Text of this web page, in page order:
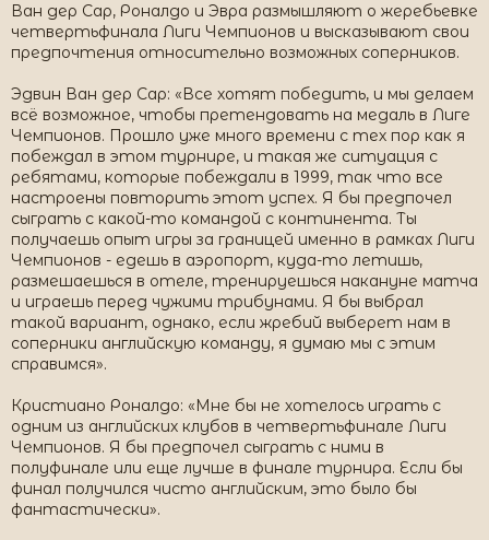
Ван дер Сар, Роналдо и Эвра размышляют о жеребьевке
четвертьфинала Лиги Чемпионов и высказывают свои
предпочтения относительно возможных соперников.
Эдвин Ван дер Сар: «Все хотят победить, и мы делаем
всё возможное, чтобы претендовать на медаль в Лиге
Чемпионов. Прошло уже много времени с тех пор как я
побеждал в этом турнире, и такая же ситуация с
ребятами, которые побеждали в 1999, так что все
настроены повторить этот успех. Я бы предпочел
сыграть с какой-то командой с континента. Ты
получаешь опыт игры за границей именно в рамках Лиги
Чемпионов - едешь в аэропорт, куда-то летишь,
размешаешься в отеле, тренируешься накануне матча
и играешь перед чужими трибунами. Я бы выбрал
такой вариант, однако, если жребий выберет нам в
соперники английскую команду, я думаю мы с этим
справимся».
Кристиано Роналдо: «Мне бы не хотелось играть с
одним из английских клубов в четвертьфинале Лиги
Чемпионов. Я бы предпочел сыграть с ними в
полуфинале или еще лучше в финале турнира. Если бы
финал получился чисто английским, это было бы
фантастически».